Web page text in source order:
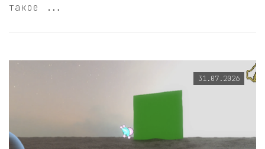
такое ...
31.07.2026